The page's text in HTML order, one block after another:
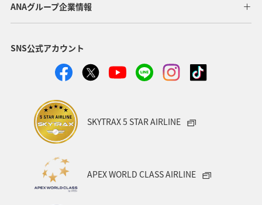
メキシコ オーストラリア 台湾 ミュンヘン
トルコ 韓国
オセアニア 秋 クリスマス 冬
ANAグループ企業情報
SNS公式アカウント
SKYTRAX 5 STAR AIRLINE
APEX WORLD CLASS AIRLINE